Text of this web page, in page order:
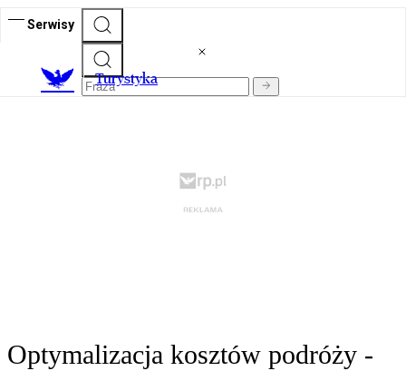
Serwisy
Turystyka
Optymalizacja kosztów podróży -